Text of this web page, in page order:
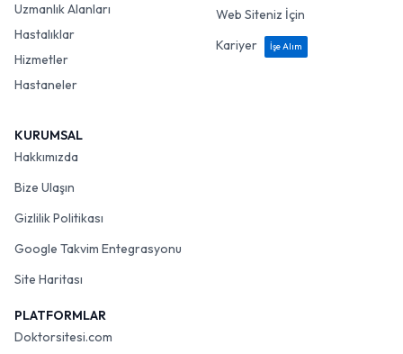
Uzmanlık Alanları
Hastalıklar
Hizmetler
Hastaneler
Web Siteniz İçin
Kariyer
İşe Alım
KURUMSAL
Hakkımızda
Bize Ulaşın
Gizlilik Politikası
Google Takvim Entegrasyonu
Site Haritası
PLATFORMLAR
Doktorsitesi.com